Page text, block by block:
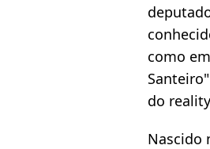
como
do
Nascido